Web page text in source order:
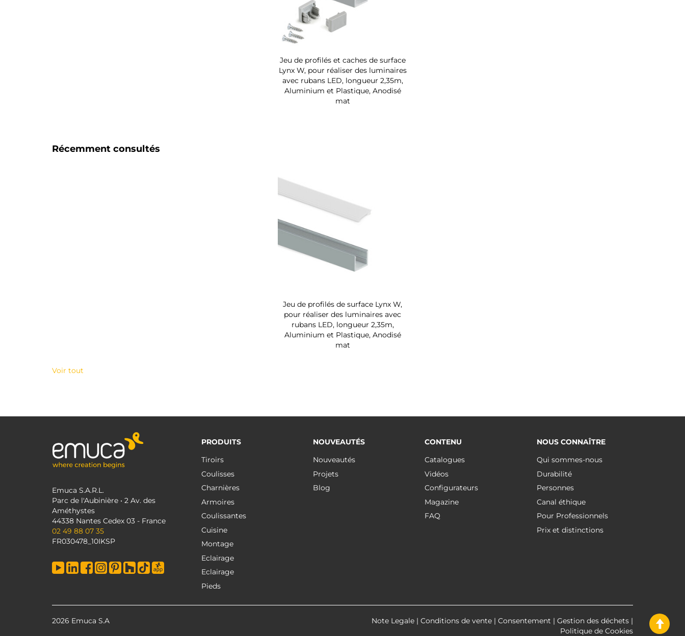
Jeu de profilés et caches de surface
Lynx W, pour réaliser des luminaires
avec rubans LED, longueur 2,35m,
Aluminium et Plastique, Anodisé
mat
Récemment consultés
Jeu de profilés de surface Lynx W,
pour réaliser des luminaires avec
rubans LED, longueur 2,35m,
Aluminium et Plastique, Anodisé
mat
Voir tout
Emuca S.A.R.L.
Parc de l'Aubinière • 2 Av. des
Améthystes
44338 Nantes Cedex 03 - France
02 49 88 07 35
FR030478_10IKSP
PRODUITS
Tiroirs
Coulisses
Charnières
Armoires
Coulissantes
Cuisine
Montage
Eclairage
Eclairage
Pieds
NOUVEAUTÉS
Nouveautés
Projets
Blog
CONTENU
Catalogues
Vidéos
Configurateurs
Magazine
FAQ
NOUS CONNAÎTRE
Qui sommes-nous
Durabilité
Personnes
Canal éthique
Pour Professionnels
Prix et distinctions
2026 Emuca S.A Note Legale | Conditions de vente | Consentement | Gestion des déchets |
Politique de Cookies